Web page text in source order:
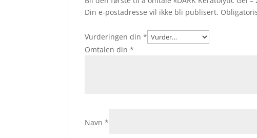
Din e-postadresse vil ikke bli publisert.
Vurderingen din*
Omtalen din*
Navn*